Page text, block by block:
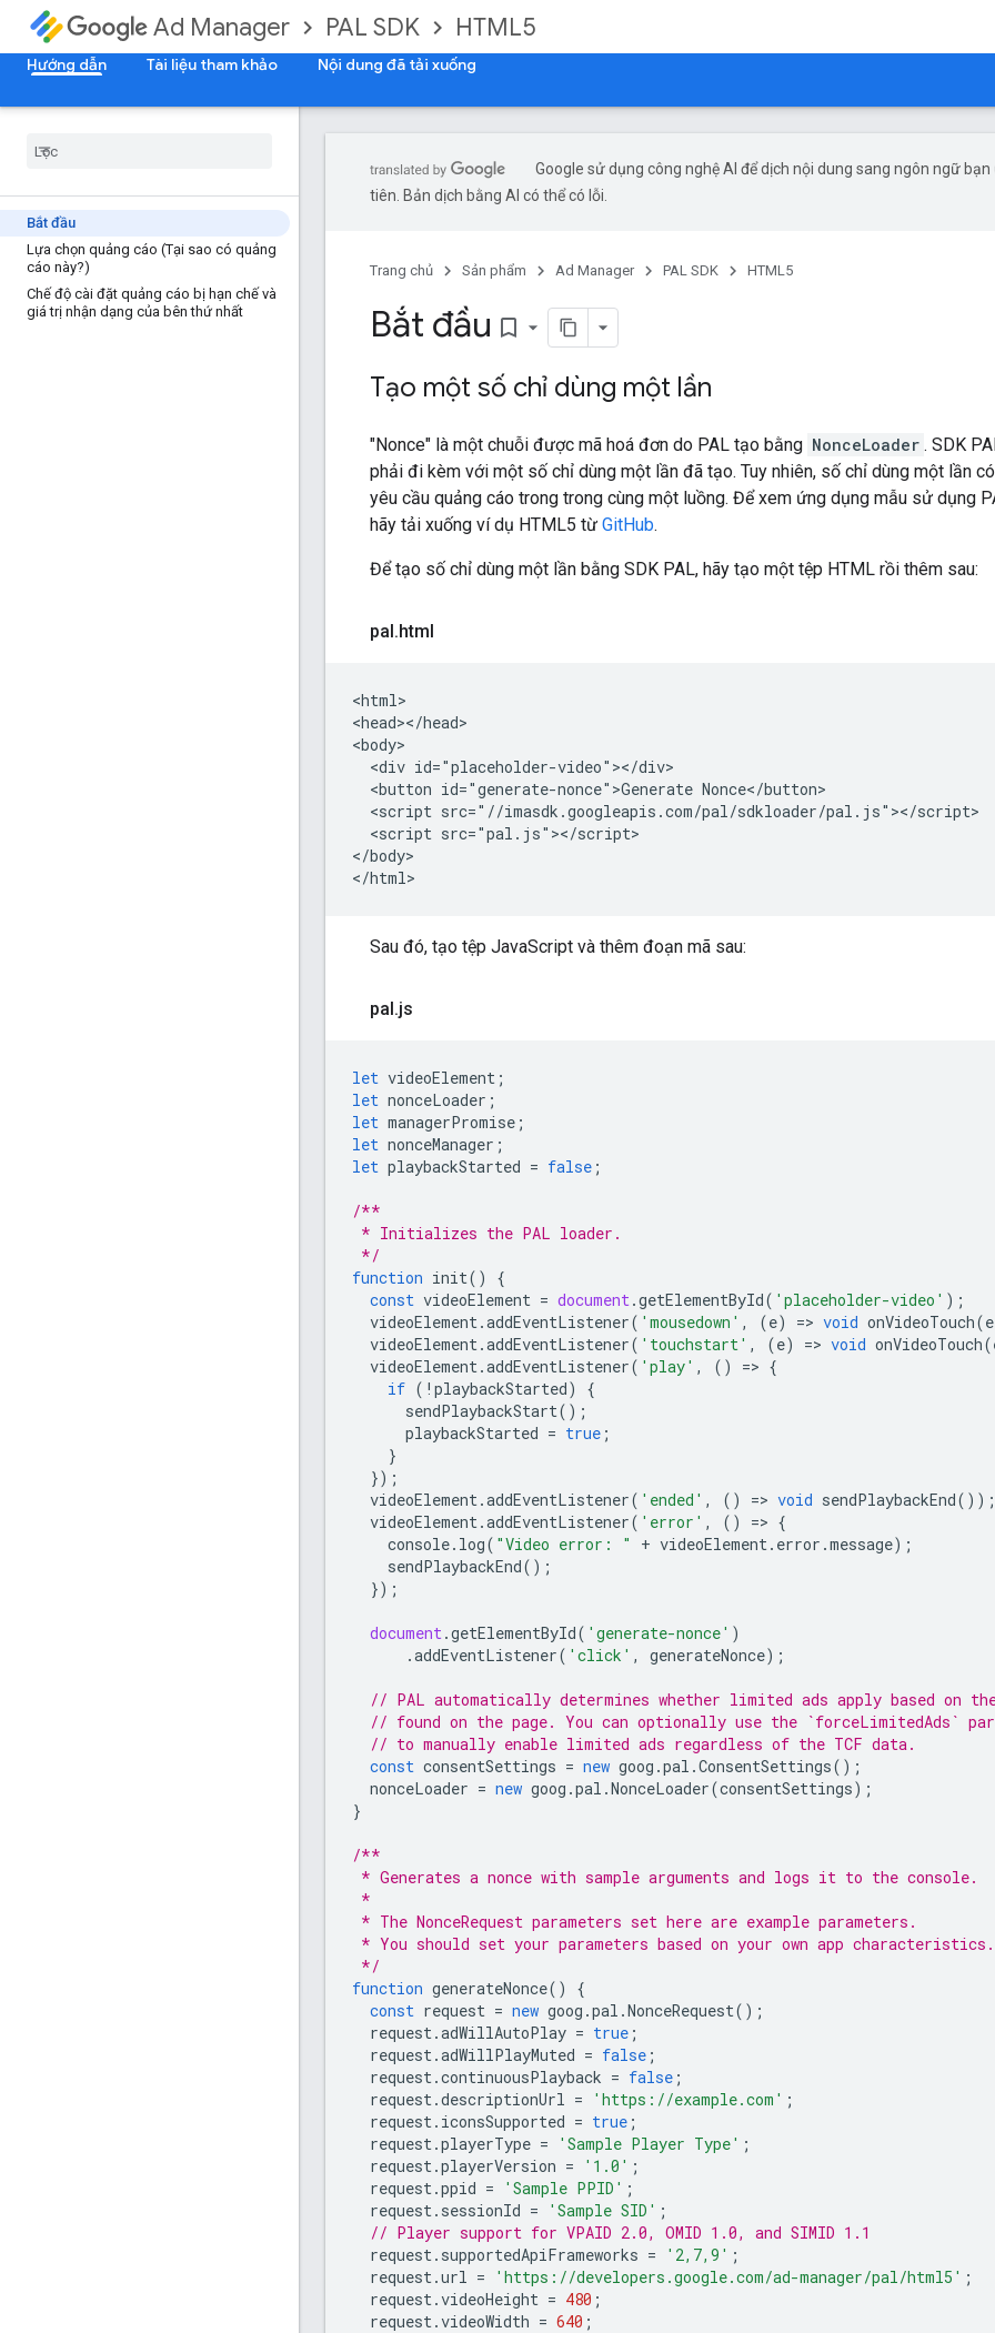
Ad Manager PAL SDK HTML5
Hướng dẫn
Tài liệu tham khảo Nội dung đã tải xuống
Bắt đầu
Lựa chọn quảng cáo (Tại sao có quảng
cáo này?)
Chế độ cài đặt quảng cáo bị hạn chế và
giá trị nhận dạng của bên thứ nhất
Google sử dụng công nghệ AI để dịch nội dung sang ngôn ngữ bạn
tiên. Bản dịch bằng AI có thể có lỗi.
Trang chủ Sản phẩm Ad Manager PAL SDK HTML5
Bắt đầu bookmark_border
Tạo một số chỉ dùng một lần
"Nonce" là một chuỗi được mã hoá đơn do PAL tạo bằng NonceLoader . SDK
phải đi kèm với một số chỉ dùng một lần đã tạo. Tuy nhiên, số chỉ dùng một lần
yêu cầu quảng cáo trong trong cùng một luồng. Để xem ứng dụng mẫu sử dụng
hãy tải xuống ví dụ HTML5 từ GitHub.
Để tạo số chỉ dùng một lần bằng SDK PAL, hãy tạo một tệp HTML rồi thêm sau:
pal.html
<html>
<head></head>
<body>
  <div id="placeholder-video"></div>
  <button id="generate-nonce">Generate Nonce</button>
  <script src="//imasdk.googleapis.com/pal/sdkloader/pal.js"></script>
  <script src="pal.js"></script>
</body>
Sau đó, tạo tệp JavaScript và thêm đoạn mã sau:
pal.js
let videoElement ;
let nonceLoader ;
let managerPromise ;
let nonceManager ;
let playbackStarted = false ;
/**
* Initializes the PAL loader.
*/
function init()
{
const videoElement = document.getElementById( 'placeholder-video' );
videoElement.addEventListener( 'mousedown' , (e) => void onVideoTouch(e
videoElement.addEventListener( 'touchstart' , (e) => void onVideoTouch(
videoElement.addEventListener( 'play' , () => {
if ( ! playbackStarted)
{
sendPlaybackStart();
playbackStarted = true ;
}
});
videoElement.addEventListener( 'ended' , () => void sendPlaybackEnd());
videoElement.addEventListener( 'error' , () => {
console. log( "Video error: " + videoElement. error .message);
sendPlaybackEnd();
});
document.getElementById( 'generate-nonce' )
.addEventListener( 'click' , generateNonce);
// PAL automatically determines whether limited ads apply based on
// found on the page. You can optionally use the `forceLimitedAds`
// to manually enable limited ads regardless of the TCF data.
const consentSettings = new goog .pal .ConsentSettings();
nonceLoader = new goog .pal .NonceLoader(consentSettings);
}
/**
* Generates a nonce with sample arguments and logs it to the console.
*
* The NonceRequest parameters set here are example parameters.
* You should set your parameters based on your own app characteristics.
*/
function generateNonce()
{
const request = new goog .pal .NonceRequest();
request.adWillAutoPlay = true ;
request.adWillPlayMuted = false ;
request.continuousPlayback = false ;
request.descriptionUrl = 'https://example.com' ;
request. iconsSupported = true ;
request.playerType = 'Sample Player Type' ;
request.playerVersion = '1.0' ;
request.ppid = 'Sample PPID' ;
request. sessionId = 'Sample SID' ;
// Player support for VPAID 2.0, OMID 1.0, and SIMID 1.1
request. supportedApiFrameworks = '2,7,9' ;
request.url = 'https://developers.google.com/ad-manager/pal/html5' ;
request.videoHeight = 480 ;
request.videoWidth = 640 ;